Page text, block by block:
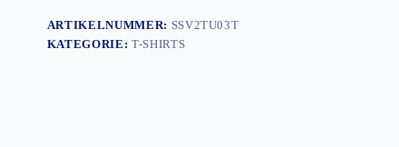
ARTIKELNUMMER: SSV2TU03T
KATEGORIE: T-SHIRTS